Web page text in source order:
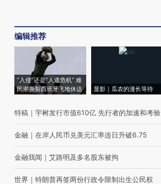
编辑推荐
“入侵”还是“人道危机” 难
民潮撕裂西班牙飞地休达
显影｜瓜农的漫长等待
特稿 ｜ 宇树发行市值610亿 先行者的加速和考验
金融 ｜ 在岸人民币兑美元汇率连日升破6.75
金融我闻 ｜ 艾路明及多名股东被拘
世界 ｜ 特朗普再签两份行政令限制出生公民权